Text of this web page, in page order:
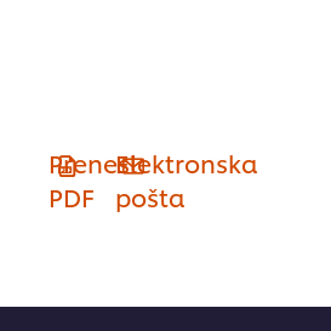
Prenesi
PDF
Elektronska
pošta